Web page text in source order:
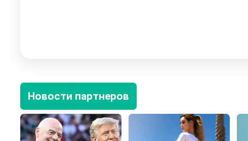
Новости партнеров